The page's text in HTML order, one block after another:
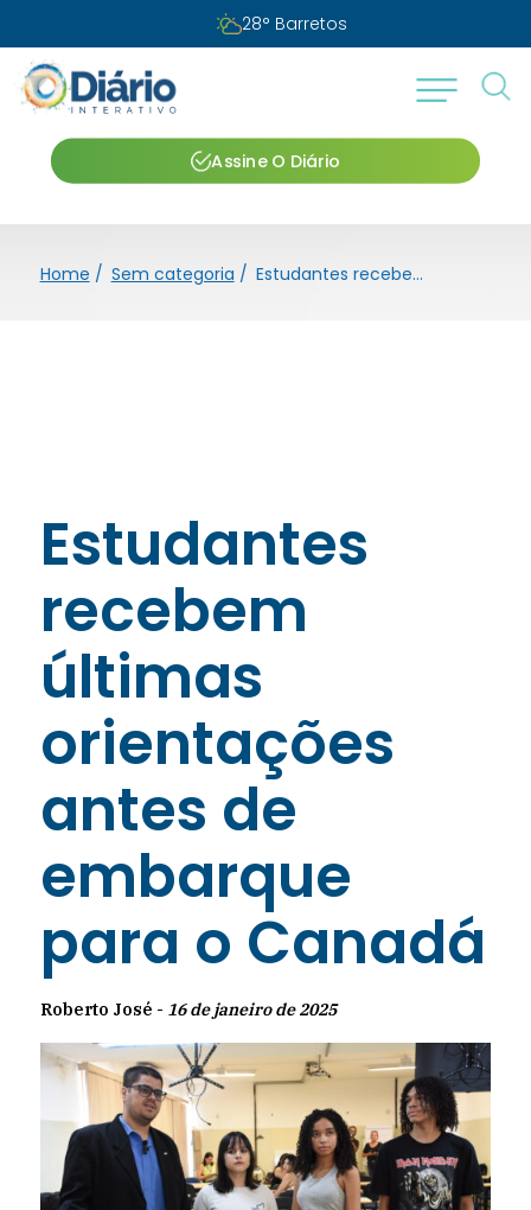
28°Barretos
Assine O Diário
Home / Sem categoria / Estudantes recebem últimas orientações antes de embarque para o Canadá
Estudantes
recebem
últimas
orientações
antes de
embarque
para o Canadá
Roberto José - 16 de janeiro de 2025